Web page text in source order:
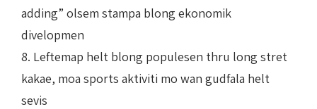
adding” olsem stampa blong ekonomik
divelopmen
8. Leftemap helt blong populesen thru long stret
kakae, moa sports aktiviti mo wan gudfala helt
sevis